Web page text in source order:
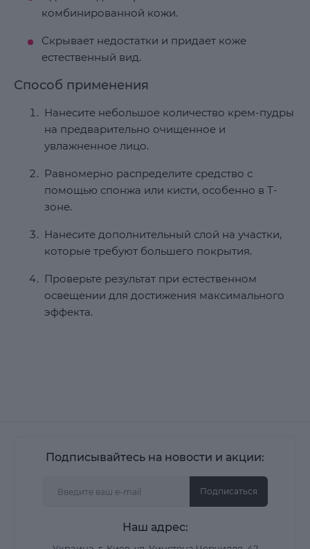
комбинированной кожи.
Скрывает недостатки и придает коже
естественный вид.
Способ применения
Нанесите небольшое количество крем-пудры
на предварительно очищенное и
увлажненное лицо.
Равномерно распределите средство с
помощью спонжа или кисти, особенно в Т-
зоне.
Нанесите дополнительный слой на участки,
которые требуют большего покрытия.
Проверьте результат при естественном
освещении для достижения максимального
эффекта.
Подписывайтесь на новости и акции:
Подписаться
Наш адрес: